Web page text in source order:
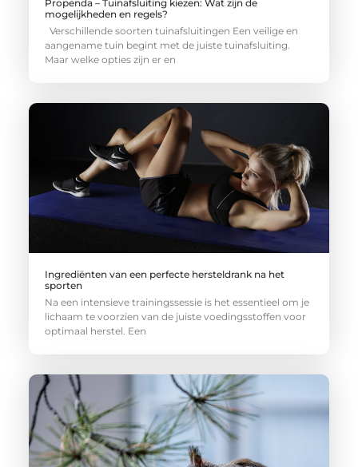
Propenda – Tuinafsluiting kiezen: Wat zijn de
mogelijkheden en regels?
Verschillende soorten tuinafsluitingen Een veilige en
aangename tuin begint met de juiste tuinafsluiting.
Maar welke opties zijn er en
Ingrediënten van een perfecte hersteldrank na het
sporten
Na een intensieve trainingssessie is het essentieel om je
lichaam te voorzien van de juiste voedingsstoffen voor
optimaal herstel. Een